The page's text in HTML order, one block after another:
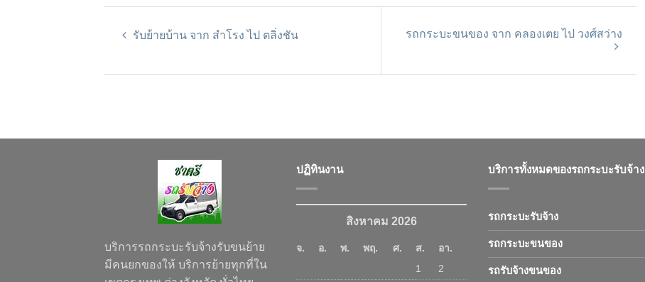
รับย้ายบ้าน จาก สำโรง ไป ตลิ่งชัน รถกระบะขนของ จาก คลองเตย ไป วงศ์สว่าง
บริการรถกระบะรับจ้างรับขนย้าย
มีคนยกของให้ บริการย้ายทุกที่ใน
ปฏิทินงาน
สิงหาคม 2026
จ. อ. พ. พฤ. ศ. ส.
อา.
1
2
บริการทั้งหมดของรถกระบะรับจ้าง
รถกระบะรับจ้าง
รถกระบะขนของ
รถรับจ้างขนของ